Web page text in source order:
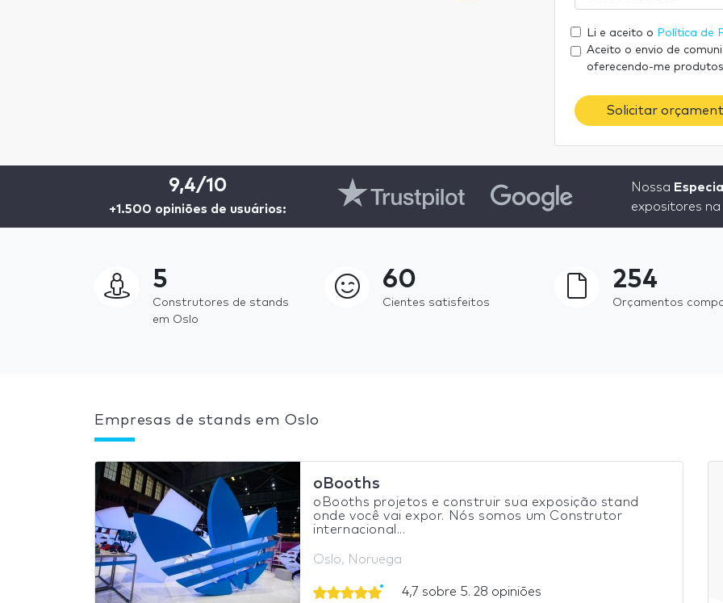
Li e aceito o Política de
Aceito o envio de
oferecendo-me
Solicitar
9,4/10
+1.500 opiniões de usuários:
Nossa
expositores
5
Construtores de stands
em Oslo
60
Cientes satisfeitos
254
Orçamentos
Empresas de stands em Oslo
oBooths
oBooths projetos e construir sua exposição stand
onde você vai expor. Nós somos um Construtor
internacional...
Oslo, Noruega
4,7 sobre 5. 28 opiniões